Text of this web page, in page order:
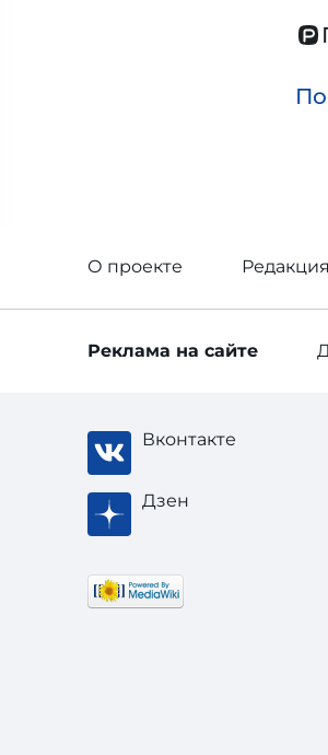
О проекте Редакция
Реклама на сайте
Вконтакте
Дзен